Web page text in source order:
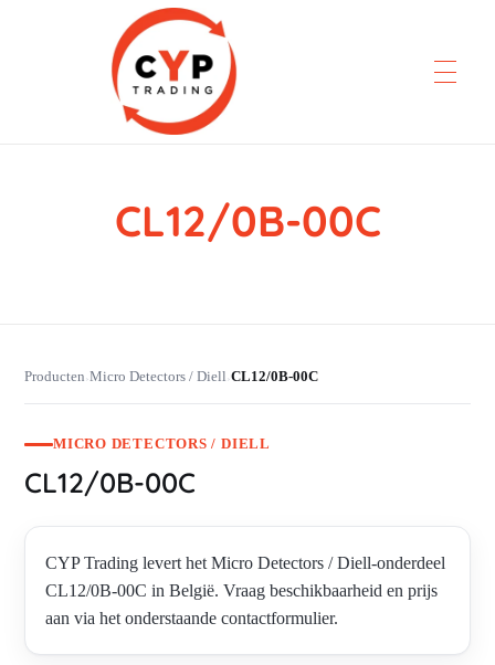
CYP Trading
Professionelle Ersatzteilbeschaffung
CL12/0B-00C
Producten›Micro Detectors / Diell›CL12/0B-00C
MICRO DETECTORS / DIELL
CL12/0B-00C
CYP Trading levert het Micro Detectors / Diell-onderdeel
CL12/0B-00C in België. Vraag beschikbaarheid en prijs
aan via het onderstaande contactformulier.